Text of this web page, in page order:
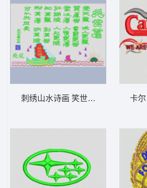
刺绣山水诗画 笑世篇-字画精品卡